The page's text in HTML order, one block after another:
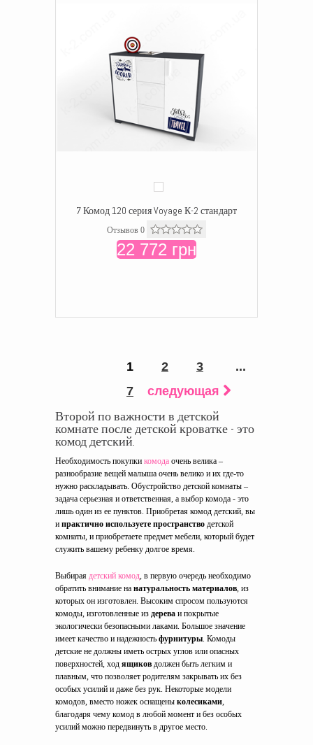
7 Комод 120 серия Voyage К-2 стандарт
Отзывов 0
22 772 грн
1 2 3
...
7
следующая
Второй по важности в детской
комнате после детской кроватке - это
комод детский.
Необходимость покупки комода очень велика –
разнообразие вещей малыша очень велико и их где-то
нужно раскладывать. Обустройство детской комнаты –
задача серьезная и ответственная, а выбор комода - это
лишь один из ее пунктов. Приобретая комод детский, вы
и практично используете пространство детской
комнаты, и приобретаете предмет мебели, который будет
служить вашему ребенку долгое время.
Выбирая детский комод, в первую очередь необходимо
обратить внимание на натуральность материалов, из
которых он изготовлен. Высоким спросом пользуются
комоды, изготовленные из дерева и покрытые
экологически безопасными лаками. Большое значение
имеет качество и надежность фурнитуры. Комоды
детские не должны иметь острых углов или опасных
поверхностей, ход ящиков должен быть легким и
плавным, что позволяет родителям закрывать их без
особых усилий и даже без рук. Некоторые модели
комодов, вместо ножек оснащены колесиками,
благодаря чему комод в любой момент и без особых
усилий можно передвинуть в другое место.